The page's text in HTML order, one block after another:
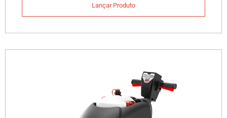
Lançar Produto